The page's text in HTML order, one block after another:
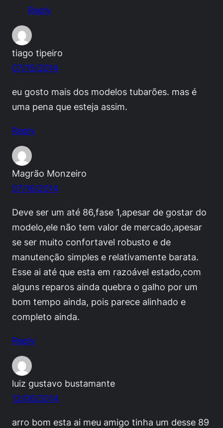
Reply
tiago tipeiro
07/15/2014
eu gosto mais dos modelos tubarões. mas é
uma pena que esteja assim.
Reply
Magrão Monzeiro
07/16/2014
Deve ser um até 86,fase 1,apesar de gostar do
modelo,ele não tem valor de mercado,apesar
se ser muito confortavel robusto e de
manutenção simples e relativamente barata.
Esse ai até que esta em razoável estado,com
alguns reparos ainda quebra o galho por um
bom tempo ainda, pois parece alinhado e
completo ainda.
Reply
luiz gustavo bustamante
12/06/2014
arro bom esta ai meu amigo tinha um desse 89